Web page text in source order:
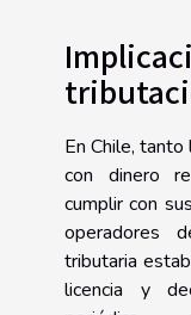
En Chile,
con dinero
cumplir con sus
operadores
tributaria
licencia y